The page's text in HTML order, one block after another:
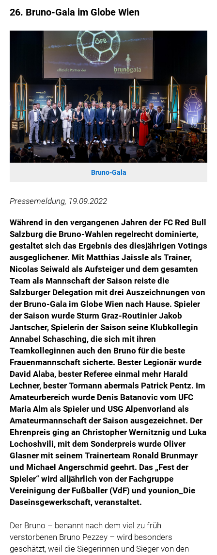
SPORTS MEDIA AUSTRIA
RECYCLEMICH-INITIATIVE
VIER HOCH VIER
HANNERSBERG
WILHELM-EXNER-MEDAILLEN STIFTUNG
ADMIRAL SPORTWETTEN
EWP RECYCLING PFAND ÖSTERREICH
ANNEMARIE CHARITY
IMPERIAL MARKETS
TRÄGERVEREIN EINWEGPFAND
MEDIA
LOGOS
COCA COLA
PRESSEKONTAKT
26. Bruno-Gala im Globe Wien
Bruno-Gala
Pressemeldung, 19.09.2022
Während in den vergangenen Jahren der FC Red Bull
Salzburg die Bruno-Wahlen regelrecht dominierte,
gestaltet sich das Ergebnis des diesjährigen Votings
ausgeglichener. Mit Matthias Jaissle als Trainer,
Nicolas Seiwald als Aufsteiger und dem gesamten
Team als Mannschaft der Saison reiste die
Salzburger Delegation mit drei Auszeichnungen von
der Bruno-Gala im Globe Wien nach Hause. Spieler
der Saison wurde Sturm Graz-Routinier Jakob
Jantscher, Spielerin der Saison seine Klubkollegin
Annabel Schasching, die sich mit ihren
Teamkolleginnen auch den Bruno für die beste
Frauenmannschaft sicherte. Bester Legionär wurde
David Alaba, bester Referee einmal mehr Harald
Lechner, bester Tormann abermals Patrick Pentz. Im
Amateurbereich wurde Denis Batanovic vom UFC
Maria Alm als Spieler und USG Alpenvorland als
Amateurmannschaft der Saison ausgezeichnet. Der
Ehrenpreis ging an Christopher Wernitznig und Luka
Lochoshvili, mit dem Sonderpreis wurde Oliver
Glasner mit seinem Trainerteam Ronald Brunmayr
und Michael Angerschmid geehrt. Das „Fest der
Spieler“ wird alljährlich von der Fachgruppe
Vereinigung der Fußballer (VdF) und younion_Die
Daseinsgewerkschaft, veranstaltet.
Der Bruno – benannt nach dem viel zu früh
verstorbenen Bruno Pezzey – wird besonders
geschätzt, weil die Siegerinnen und Sieger von den